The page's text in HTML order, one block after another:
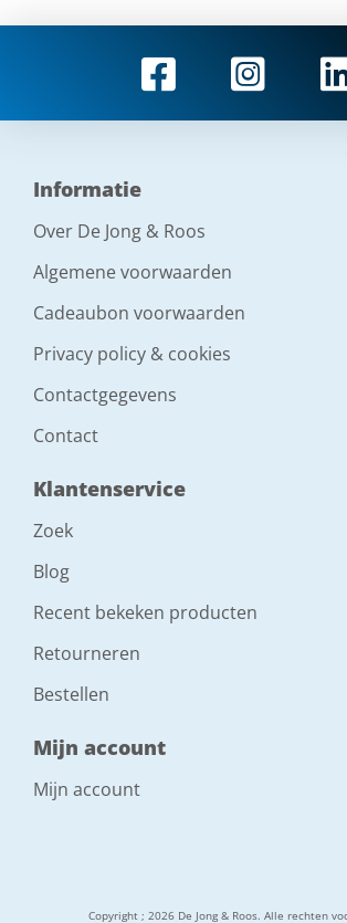
Informatie
Over De Jong & Roos
Algemene voorwaarden
Cadeaubon voorwaarden
Privacy policy & cookies
Contactgegevens
Contact
Klantenservice
Zoek
Blog
Recent bekeken producten
Retourneren
Bestellen
Mijn account
Mijn account
Copyright ; 2026 De Jong & Roos. Alle rechten